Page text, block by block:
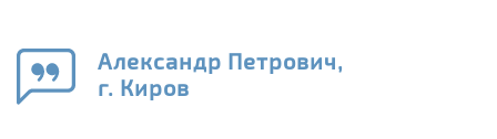
Александр Петрович,
г. Киров